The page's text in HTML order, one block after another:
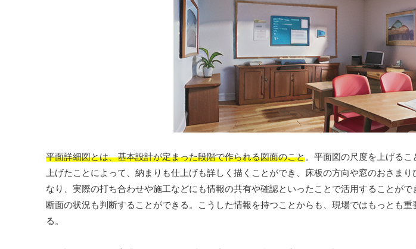
平面詳細図とは、基本設計が定まった段階で作られる図面のこと。平面図の尺度を上げる
上げたことによって、納まりも仕上げも詳しく描くことができ、床板の方向や窓のおさま
なり、実際の打ち合わせや施工などにも情報の共有や確認といったことで活用することがで
断面の状況も判断することができる。こうした情報を持つことからも、現場ではもっとも
る。